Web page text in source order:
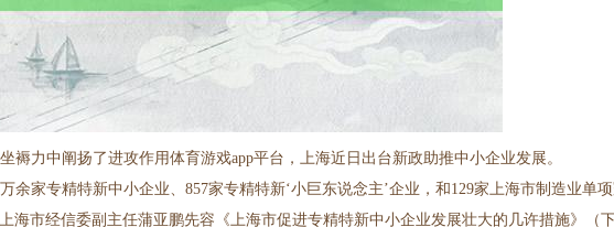
褥力中阐扬了进攻作用体育游戏app平台，上海近日出台新政助推中小企业发展。
余家专精特新中小企业、857家专精特新‘小巨东说念主’企业，和129家上海市制造业单
海市经信委副主任蒲亚鹏先容《上海市促进专精特新中小企业发展壮大的几许措施》（